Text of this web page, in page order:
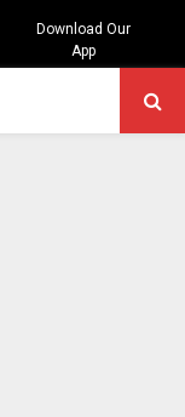
Download Our
App